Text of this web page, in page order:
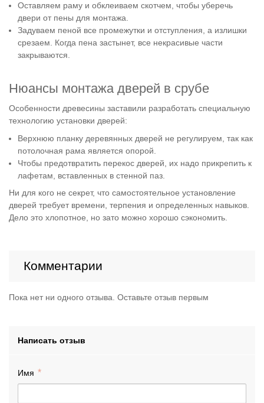
Оставляем раму и обклеиваем скотчем, чтобы уберечь
двери от пены для монтажа.
Задуваем пеной все промежутки и отступления, а излишки
срезаем. Когда пена застынет, все некрасивые части
закрываются.
Нюансы монтажа дверей в срубе
Особенности древесины заставили разработать специальную
технологию установки дверей:
Верхнюю планку деревянных дверей не регулируем, так как
потолочная рама является опорой.
Чтобы предотвратить перекос дверей, их надо прикрепить к
лафетам, вставленных в стенной паз.
Ни для кого не секрет, что самостоятельное установление
дверей требует времени, терпения и определенных навыков.
Дело это хлопотное, но зато можно хорошо сэкономить.
Комментарии
Пока нет ни одного отзыва. Оставьте отзыв первым
Написать отзыв
Имя